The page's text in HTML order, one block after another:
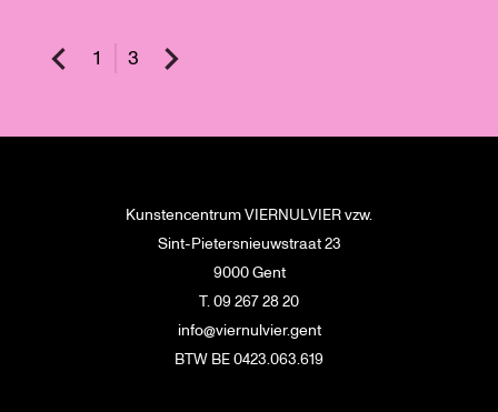
1 3
Kunstencentrum VIERNULVIER vzw.
Sint-Pietersnieuwstraat 23
9000 Gent
T. 09 267 28 20
info@viernulvier.gent
BTW BE 0423.063.619